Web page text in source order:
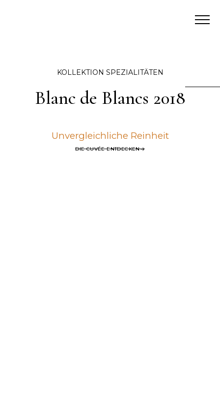
KOLLEKTION SPEZIALITÄTEN
Blanc de Blancs 2018
Unvergleichliche Reinheit
DIE CUVÉE ENTDECKEN